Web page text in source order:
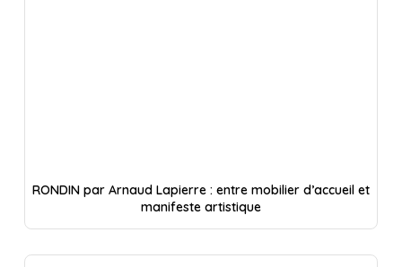
RONDIN par Arnaud Lapierre : entre mobilier d’accueil et
manifeste artistique